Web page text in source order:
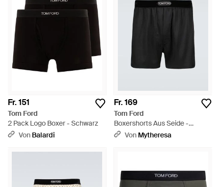
hier also stellen Sie sicher, dass Sie Ihre Tom Ford Socken und
Rutschen im Schach haben. Wählen Sie Ihren Lieblings-
Insta-Filter und erfassen Sie diesen Streetstyle.
Fr. 151
Tom Ford
2 Pack Logo Boxer - Schwarz
Von Balardi
Fr. 169
Tom Ford
Boxershorts Aus Seide -
Schwarz
Von Mytheresa